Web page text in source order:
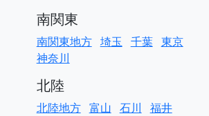
南関東
南関東地方 埼玉 千葉 東京
神奈川
北陸
北陸地方 富山 石川 福井